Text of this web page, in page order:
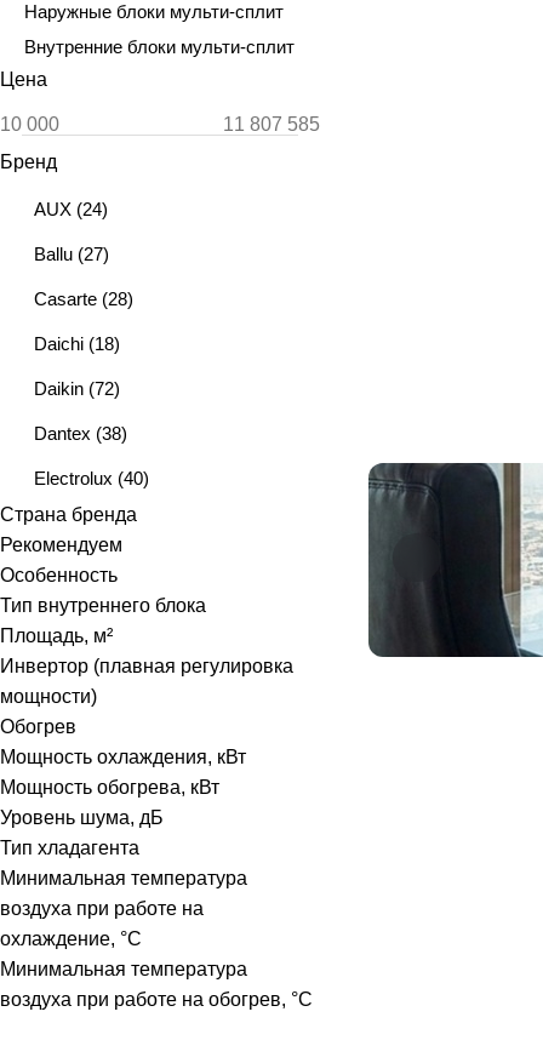
Наружные блоки мульти-сплит
Внутренние блоки мульти-сплит
Цена
Бренд
AUX (24)
Ballu (27)
Casarte (28)
Daichi (18)
Daikin (72)
Dantex (38)
Electrolux (40)
Energolux(56
Euroklimat
Fujitsu(16)
Funai( 38)
GENERAL
Haier(115)
Hitachi(6)
Kentatsu(35)
Lessar 15
Страна бренда
Рекомендуем
Особенность
Тип внутреннего блока
Площадь, м²
Инвертор (плавная регулировка
мощности)
Обогрев
Мощность охлаждения, кВт
Мощность обогрева, кВт
Уровень шума, дБ
Тип хладагента
Минимальная температура
воздуха при работе на
охлаждение, °C
Минимальная температура
воздуха при работе на обогрев, °C